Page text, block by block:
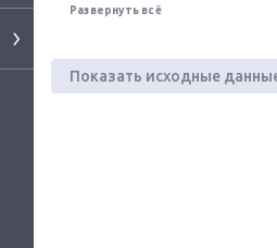
Развернуть всё
Показать исходные